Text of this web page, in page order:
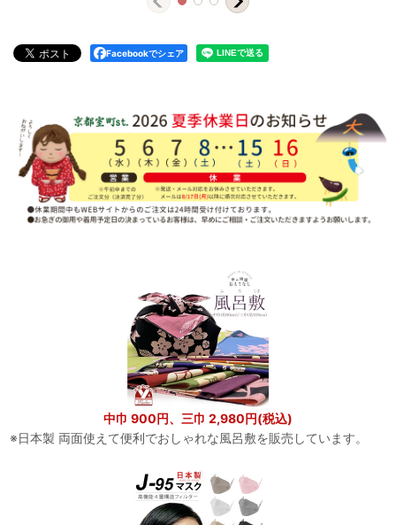
Facebookでシェア
中巾 900円、三巾 2,980円(税込)
※日本製 両面使えて便利でおしゃれな風呂敷を販売しています。